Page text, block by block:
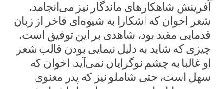
آفرینش شاهکارهای ماندگار نیز می‌انجامد.
شعر اخوان که آشکارا به شیوه‌ای فاخر از زبان
قدمایی مقید بود، شاهدی بر این توفیق است.
چیزی که شاید به دلیل نیمایی بودن قالب شعر
او غالبا به چشم نوگرایان نمی‌آید. اخوان که
سهل است، حتی شاملو نیز که پدر معنوی